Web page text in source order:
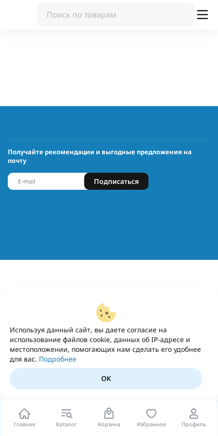
Главная Каталог Корзина Избранное Профиль
Используя данный сайт, вы даете согласие на
использование файлов cookie, данных об IP-адресе и
местоположении, помогающих нам сделать его удобнее
для вас. Подробнее
OK
Получайте рекомендации и выгодные предложения на
почту
Подписаться